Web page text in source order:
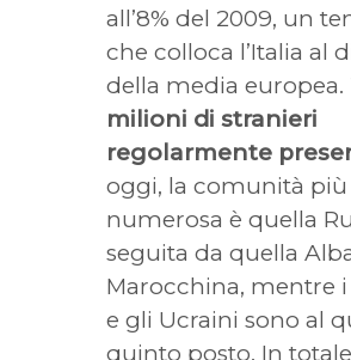
all’8% del 2009, un
che colloca l’Italia al
della media europea.
milioni di stranieri
regolarmente
oggi, la comunità più
numerosa è quella
seguita da quella
Marocchina, mentre i
e gli Ucraini sono al
quinto posto. In totale